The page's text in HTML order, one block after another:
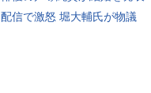
配信で激怒 堀大輔氏が物議